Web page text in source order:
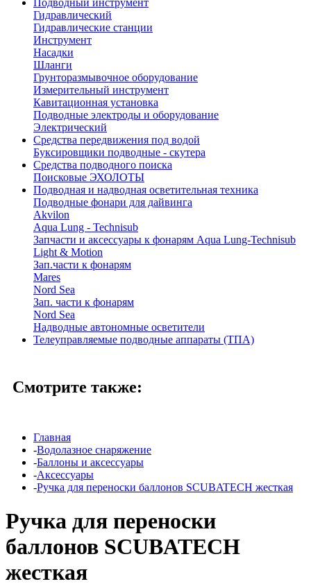
Подводный инструмент
Гидравлический
Гидравлические станции
Инструмент
Насадки
Шланги
Грунторазмывочное оборудование
Измерительный инструмент
Кавитационная установка
Подводные электроды и оборудование
Электрический
Средства передвижения под водой
Буксировщики подводные - скутера
Средства подводного поиска
Поисковые ЭХОЛОТЫ
Подводная и надводная осветительная техника
Подводные фонари для дайвинга
Akvilon
Aqua Lung - Technisub
Запчасти и аксессуары к фонарям Aqua Lung-Technisub
Light & Motion
Зап.части к фонарям
Mares
Nord Sea
Зап. части к фонарям
Nord Sea
Надводные автономные осветители
Телеуправляемые подводные аппараты (ТПА)
Смотрите также:
Главная
-Водолазное снаряжение
-Баллоны и аксессуары
-Аксессуары
-Ручка для переноски баллонов SCUBATECH жесткая
Ручка для переноски
баллонов SCUBATECH
жесткая